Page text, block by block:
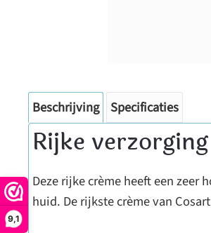
9,1
Beschrijving Specificaties
Rijke verzorging
Deze rijke crème heeft een
huid. De rijkste crème van